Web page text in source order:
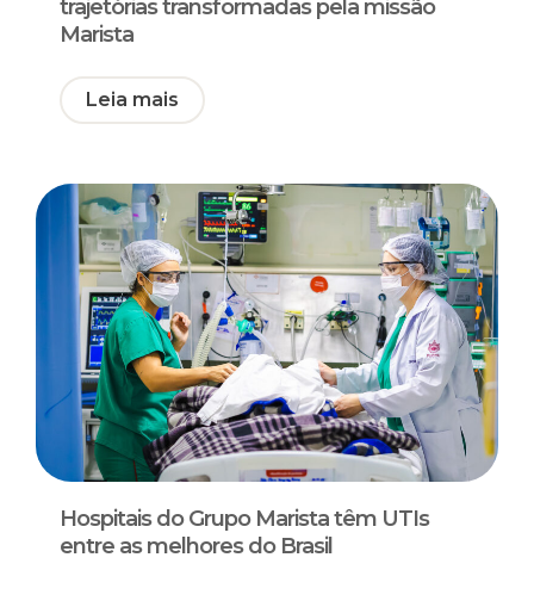
trajetórias transformadas pela missão
Marista
Leia mais
Hospitais do Grupo Marista têm UTIs
entre as melhores do Brasil